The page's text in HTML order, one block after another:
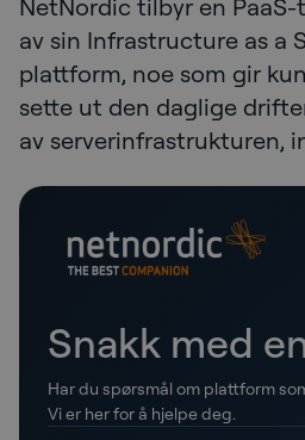
NetNordic tilbyr en
av sin Infrastructure as a
plattform, noe som gir
sette ut den daglige
av serverinfrastrukturen,
Snakk med
Har du spørsmål om plattform
Vi er her for å hjelpe deg.